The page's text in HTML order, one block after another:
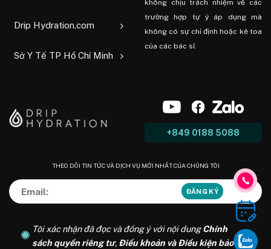
Drip Hydration.com
Sở Y Tế TP Hồ Chí Minh
không chịu trách nhiệm về các
trường hợp tự ý áp dụng mà
không có sự chỉ định hoặc kê toa
của các bác sĩ.
+849 0188 5088
THEO DÕI TIN TỨC VÀ DỊCH VỤ MỚI NHẤT CỦA CHÚNG TÔI
Tôi xác nhận đã đọc và đồng ý với nội dungChính
sách quyền riêng tư, Điều khoản và Điều kiện bảo